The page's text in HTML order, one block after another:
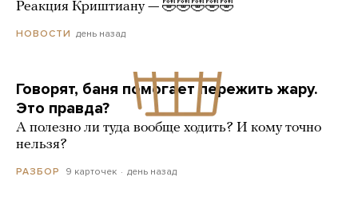
Реакция Криштиану — 🤣🤣🤣🤣🤣
НОВОСТИ день назад
Говорят, баня помогает пережить жару.
Это правда?
А полезно ли туда вообще ходить? И кому точно
нельзя?
РАЗБОР 9 карточек день назад